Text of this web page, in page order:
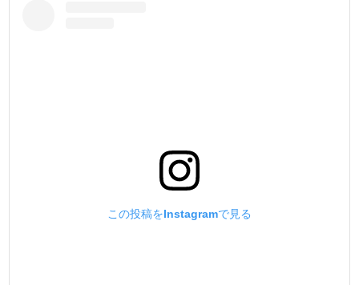
この投稿をInstagramで見る